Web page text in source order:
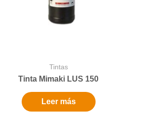
Tintas
Tinta Mimaki LUS 150
Leer más